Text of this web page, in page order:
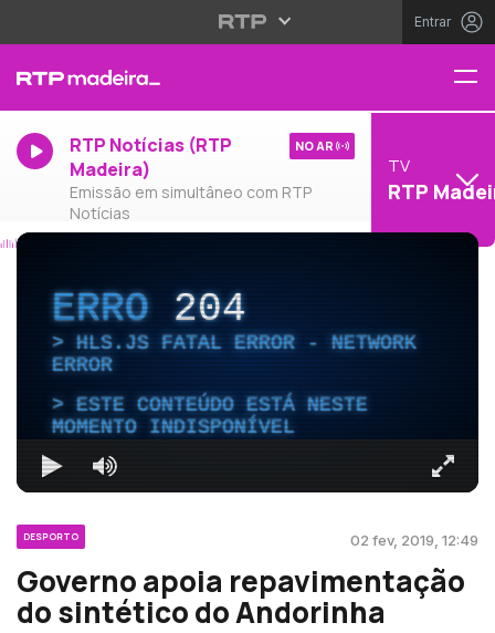
Entrar
RTP Notícias (RTP
Madeira)
Emissão em simultâneo com RTP
Notícias
NO AR
TV
RTP
ERRO204
HLS.JS FATAL ERROR - NETWORK
ERROR
ESTE CONTEÚDO ESTÁ NESTE
MOMENTO INDISPONÍVEL
DESPORTO 02 fev, 2019, 12:49
Governo apoia repavimentação
do sintético do Andorinha